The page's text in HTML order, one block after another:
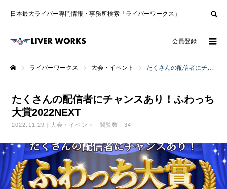
日本最大ライバー専門情報・事務所検索「ライバーワークス」
会員登録
ライバーワークス 大会・イベント たくさんの配信者にチャンスあり！ふわっち大賞2022NEXT
たくさんの配信者にチャンスあり！ふわっち
大賞2022NEXT
2022.11.29 大会・イベント 閲覧数：34